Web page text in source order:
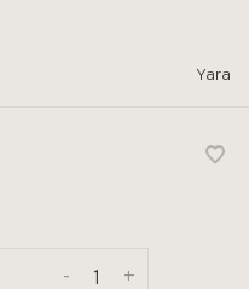
Yara
+
-